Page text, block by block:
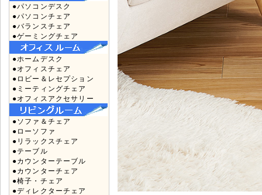
●パソコンデスク
●パソコンチェア
●バランスチェア
●ゲーミングチェア
●ホームデスク
●オフィスチェア
●ロビー＆レセプション
●ミーティングチェア
●オフィスアクセサリー
●ソファ＆チェア
●ローソファ
●リラックスチェア
●テーブル
●カウンターテーブル
●カウンターチェア
●椅子・チェア
●ディレクターチェア